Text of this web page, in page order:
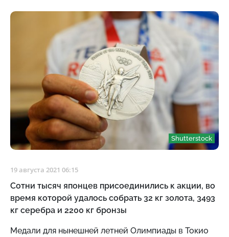
Shutterstock
19 августа 2021 06:15
Сотни тысяч японцев присоединились к акции, во
время которой удалось собрать 32 кг золота, 3493
кг серебра и 2200 кг бронзы
Медали для нынешней летней Олимпиады в Токио